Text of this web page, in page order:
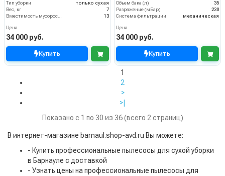
Тип уборки
только сухая
Вес, кг
7
Вместимость мусоросборника (л)
13
Цена
34 000 руб.
Купить
Объем бака (л)
35
Разряжение (мБар)
230
Система фильтрации
механическая
Цена
34 000 руб.
Купить
1
2
>
>|
Показано с 1 по 30 из 36 (всего 2 страниц)
В интернет-магазине barnaul.shop-avd.ru Вы можете:
- Купить профессиональные пылесосы для сухой уборки
в Барнауле с доставкой
- Узнать цены на профессиональные пылесосы для